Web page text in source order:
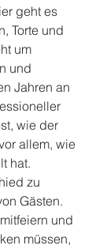
geht es
Torte und
um
und
Jahren an
wie der
allem, wie
hat.
zu
Gästen.
und
müssen,